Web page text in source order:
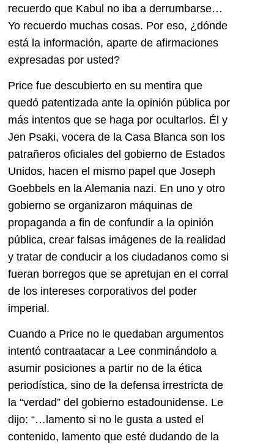
recuerdo que Kabul no iba a derrumbarse…
Yo recuerdo muchas cosas. Por eso, ¿dónde
está la información, aparte de afirmaciones
expresadas por usted?
Price fue descubierto en su mentira que
quedó patentizada ante la opinión pública por
más intentos que se haga por ocultarlos. Él y
Jen Psaki, vocera de la Casa Blanca son los
patrañeros oficiales del gobierno de Estados
Unidos, hacen el mismo papel que Joseph
Goebbels en la Alemania nazi. En uno y otro
gobierno se organizaron máquinas de
propaganda a fin de confundir a la opinión
pública, crear falsas imágenes de la realidad
y tratar de conducir a los ciudadanos como si
fueran borregos que se apretujan en el corral
de los intereses corporativos del poder
imperial.
Cuando a Price no le quedaban argumentos
intentó contraatacar a Lee conminándolo a
asumir posiciones a partir no de la ética
periodística, sino de la defensa irrestricta de
la “verdad” del gobierno estadounidense. Le
dijo: “…lamento si no le gusta a usted el
contenido, lamento que esté dudando de la